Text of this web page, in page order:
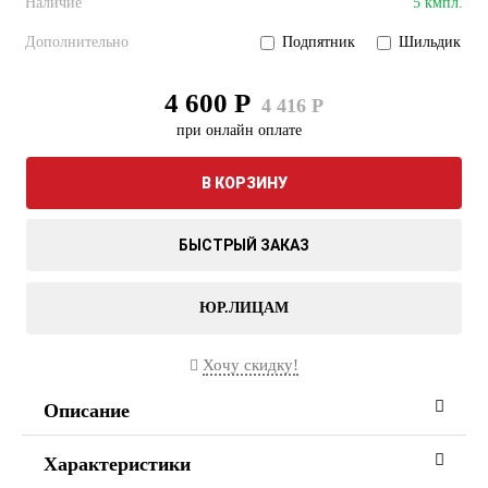
Дополнительно Подпятник Шильдик
4 600 Р 4 416 Р
при онлайн оплате
В КОРЗИНУ
БЫСТРЫЙ ЗАКАЗ
ЮР.ЛИЦАМ
Хочу скидку!
Описание
Характеристики